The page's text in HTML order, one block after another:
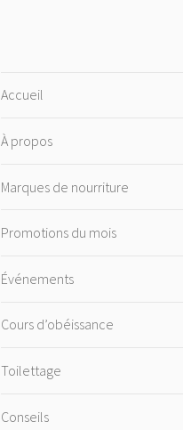
Accueil
À propos
Marques de nourriture
Promotions du mois
Événements
Cours d’obéissance
Toilettage
Conseils